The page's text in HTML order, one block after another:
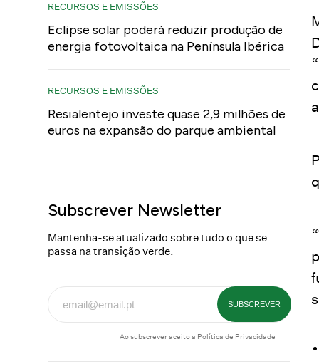
RECURSOS E EMISSÕES
Eclipse solar poderá reduzir produção de
energia fotovoltaica na Península Ibérica
RECURSOS E EMISSÕES
Resialentejo investe quase 2,9 milhões de
euros na expansão do parque ambiental
Subscrever Newsletter
Mantenha-se atualizado sobre tudo o que se
passa na transição verde.
Ao subscrever aceito a Política de Privacidade